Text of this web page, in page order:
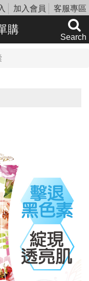
加入會員 客服專區
購
Search